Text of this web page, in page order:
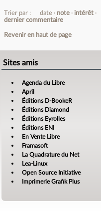
Trier par : date note
intérêt
dernier commentaire
Revenir en haut de page
Sites amis
Agenda du Libre
April
Éditions D-BookeR
Éditions Diamond
Éditions Eyrolles
Éditions ENI
En Vente Libre
Framasoft
La Quadrature du Net
Lea-Linux
Open Source Initiative
Imprimerie Grafik Plus